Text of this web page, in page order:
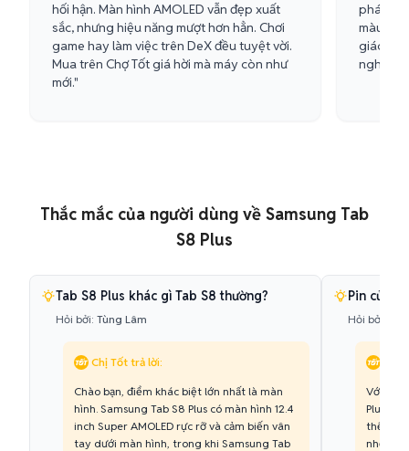
hối hận. Màn hình AMOLED vẫn đẹp xuất
sắc, nhưng hiệu năng mượt hơn hẳn. Chơi
game hay làm việc trên DeX đều tuyệt vời.
Mua trên Chợ Tốt giá hời mà máy còn như
mới."
phác
màu
giác vẽ
nghĩ,
Thắc mắc của người dùng về Samsung Tab
S8 Plus
Tab S8 Plus khác gì Tab S8 thường?
Hỏi bởi: Tùng Lâm
Chị Tốt trả lời:
Chào bạn, điểm khác biệt lớn nhất là màn
hình. Samsung Tab S8 Plus có màn hình 12.4
inch Super AMOLED rực rỡ và cảm biến vân
tay dưới màn hình, trong khi Samsung Tab
Pin của
Hỏi bởi:
Với viên
Plus
thể
nhẹ